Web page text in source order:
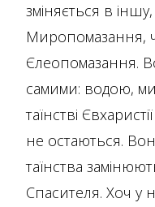
зміняється в
Миропомазання,
Єлеопомазання.
самими: водою,
таїнстві
не остаються.
таїнства
Спасителя. Хоч у